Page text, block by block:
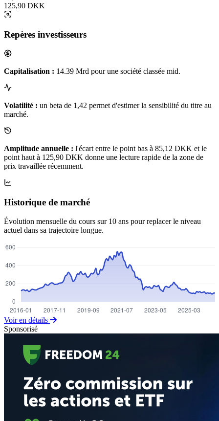
125,90 DKK
Repères investisseurs
Capitalisation : 14.39 Mrd pour une société classée mid.
Volatilité : un beta de 1,42 permet d'estimer la sensibilité du titre au
marché.
Amplitude annuelle : l'écart entre le point bas à 85,12 DKK et le
point haut à 125,90 DKK donne une lecture rapide de la zone de
prix travaillée récemment.
Historique de marché
Évolution mensuelle du cours sur 10 ans pour replacer le niveau
actuel dans sa trajectoire longue.
Voir en détails
Sponsorisé